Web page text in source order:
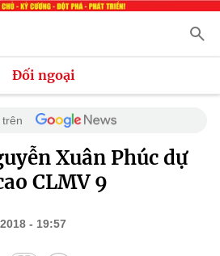
Đối ngoại
Xuân Phúc dự
CLMV 9
- 19:57